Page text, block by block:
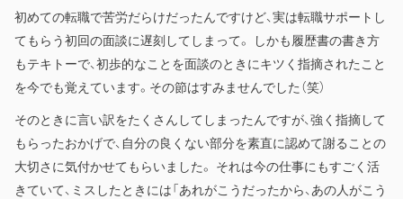
初めての転職で苦労だらけだったんですけど、実は転職サポートし
てもらう初回の面談に遅刻してしまって。 しかも履歴書の書き方
もテキトーで、初歩的なことを面談のときにキツく指摘されたこと
を今でも覚えています。その節はすみませんでした（笑）
そのときに言い訳をたくさんしてしまったんですが、強く指摘して
もらったおかげで、自分の良くない部分を素直に認めて謝ることの
大切さに気付かせてもらいました。 それは今の仕事にもすごく活
きていて、ミスしたときには「あれがこうだったから、あの人がこう